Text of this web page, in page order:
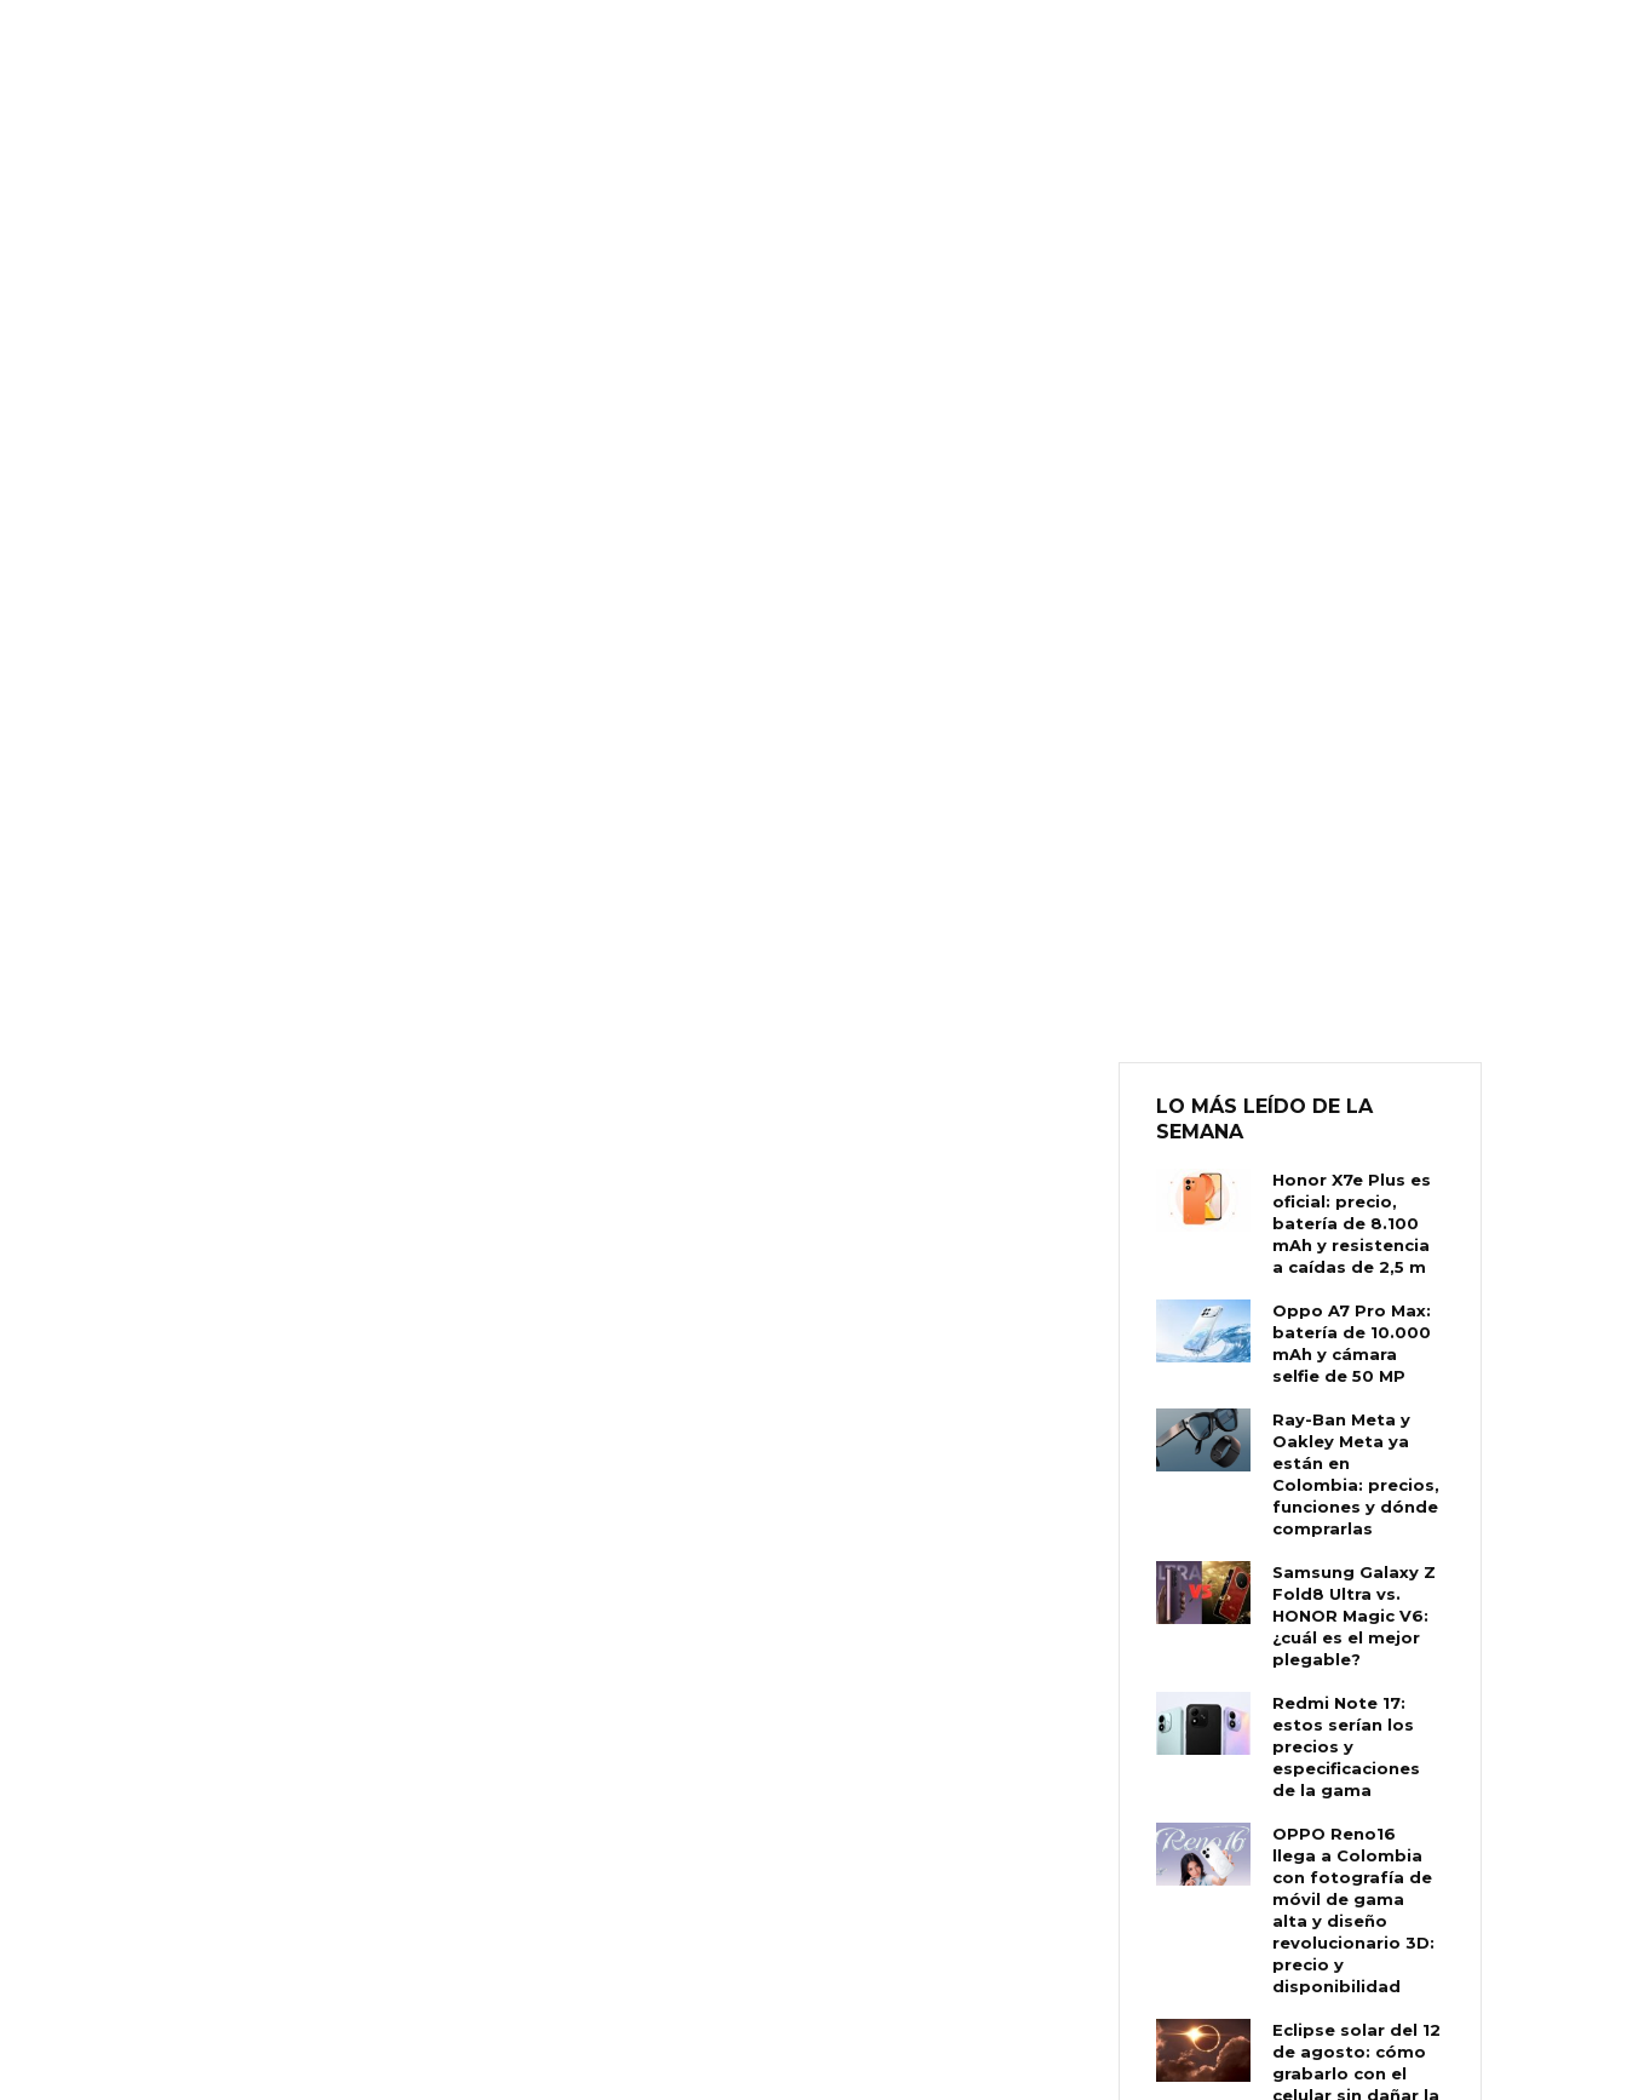
LO MÁS LEÍDO DE LA
SEMANA
Honor X7e Plus es
oficial: precio,
batería de 8.100
mAh y resistencia
a caídas de 2,5 m
Oppo A7 Pro Max:
batería de 10.000
mAh y cámara
selfie de 50 MP
Ray-Ban Meta y
Oakley Meta ya
están en
Colombia: precios,
funciones y dónde
comprarlas
Samsung Galaxy Z
Fold8 Ultra vs.
HONOR Magic V6:
¿cuál es el mejor
plegable?
Redmi Note 17:
estos serían los
precios y
especificaciones
de la gama
OPPO Reno16
llega a Colombia
con fotografía de
móvil de gama
alta y diseño
revolucionario 3D:
precio y
disponibilidad
Eclipse solar del 12
de agosto: cómo
grabarlo con el
celular sin dañar la